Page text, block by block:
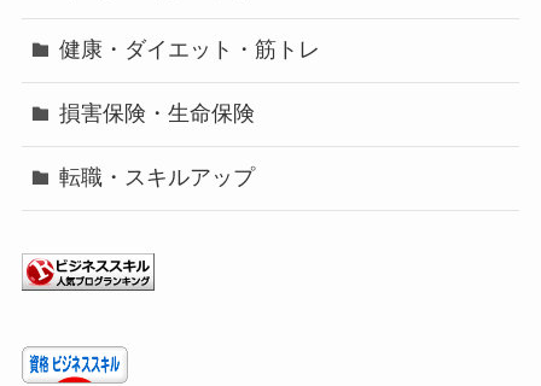
健康・ダイエット・筋トレ
損害保険・生命保険
転職・スキルアップ